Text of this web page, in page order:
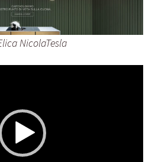
NicolaTesla